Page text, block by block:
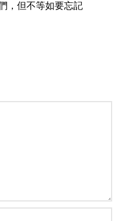
，但不等如要忘記